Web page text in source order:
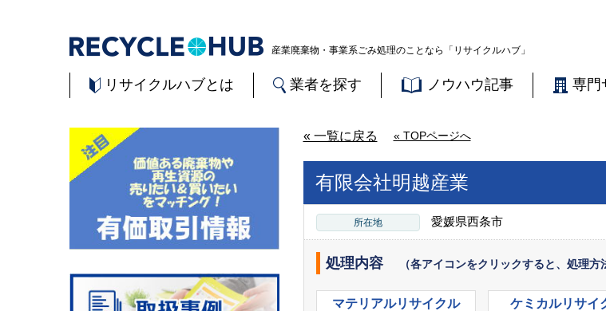
産業廃棄物・事業系ごみ処理のことなら「リサイクルハブ」
リサイクルハブとは 業者を探す ノウハウ記事 専門
« 一覧に戻る « TOPページへ
有限会社明越産業
所在地 愛媛県西条市
処理内容 （各アイコンをクリックすると、処理
マテリアルリサイクル ケミカルリサイ